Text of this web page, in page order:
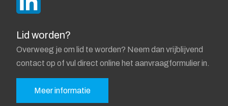
Lid worden?
Overweeg je om lid te worden? Neem dan vrijblijvend
contact op of vul direct online het aanvraagformulier in.
Meer informatie